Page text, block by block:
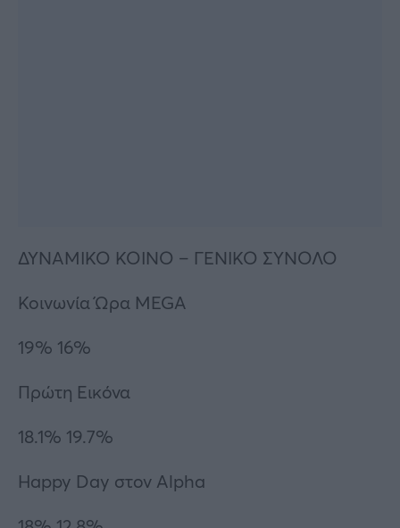
ΔΥΝΑΜΙΚΟ ΚΟΙΝΟ – ΓΕΝΙΚΟ ΣΥΝΟΛΟ
Κοινωνία Ώρα MEGA
19% 16%
Πρώτη Εικόνα
18.1% 19.7%
Happy Day στον Alpha